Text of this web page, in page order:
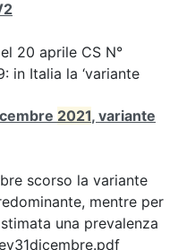
20 aprile CS N°
in Italia la ‘variante
2021, variante
scorso la variante
mentre per
una prevalenza